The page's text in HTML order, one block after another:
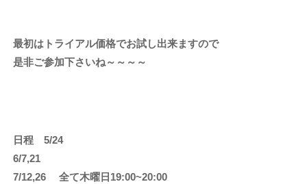
最初はトライアル価格でお試し出来ますので
是非ご参加下さいね～～～～
日程 5/24
6/7,21
7/12,26 全て木曜日19:00~20:00